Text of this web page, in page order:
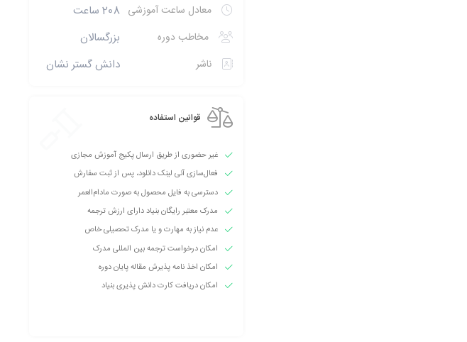
معادل ساعت آموزشی 208 ساعت
مخاطب دوره بزرگسالان
ناشر دانش گستر نشان
قوانین استفاده
غیر حضوری از طریق ارسال پکیج آموزش مجازی
فعال‌سازی آنی لینک دانلود، پس از ثبت سفارش
دسترسی به فایل محصول به صورت مادام‌العمر
مدرک معتبر رایگان بنیاد دارای ارزش ترجمه
عدم نیاز به مهارت و یا مدرک تحصیلی خاص
امکان درخواست ترجمه بین المللی مدرک
امکان اخذ نامه پذیرش مقاله پایان دوره
امکان دریافت کارت دانش پذیری بنیاد